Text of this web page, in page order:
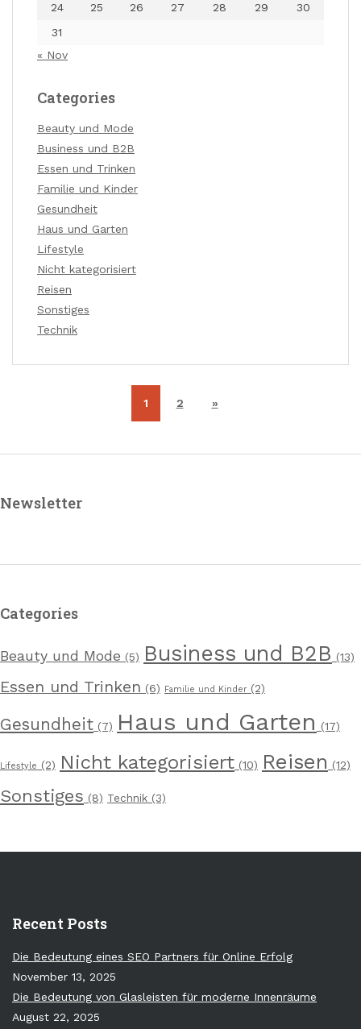
24
25 26 27 28 29
30
31
« Nov
Categories
Beauty und Mode
Business und B2B
Essen und Trinken
Familie und Kinder
Gesundheit
Haus und Garten
Lifestyle
Nicht kategorisiert
Reisen
Sonstiges
Technik
1 2 »
Newsletter
Categories
Beauty und Mode (5) Business und B2B (13)
Essen und Trinken (6) Familie und Kinder (2)
Gesundheit (7) Haus und Garten (17)
Lifestyle (2) Nicht kategorisiert (10) Reisen (12)
Sonstiges (8) Technik (3)
Recent Posts
Die Bedeutung eines SEO Partners für Online Erfolg
November 13, 2025
Die Bedeutung von Glasleisten für moderne Innenräume
August 22, 2025